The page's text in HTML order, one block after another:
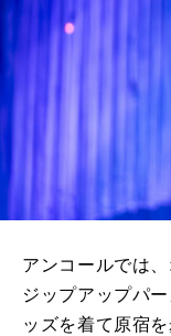
アンコールでは
ジップアップパ
ッズを着て原宿